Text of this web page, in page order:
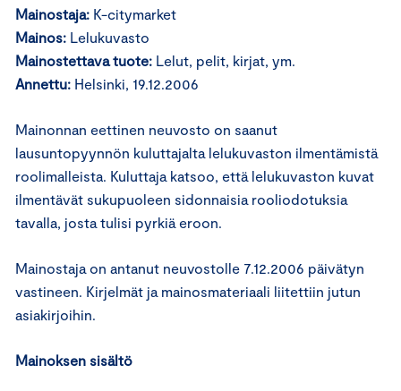
Mainostaja: K-citymarket
Mainos: Lelukuvasto
Mainostettava tuote: Lelut, pelit, kirjat, ym.
Annettu: Helsinki, 19.12.2006
Mainonnan eettinen neuvosto on saanut
lausuntopyynnön kuluttajalta lelukuvaston ilmentämistä
roolimalleista. Kuluttaja katsoo, että lelukuvaston kuvat
ilmentävät sukupuoleen sidonnaisia rooliodotuksia
tavalla, josta tulisi pyrkiä eroon.
Mainostaja on antanut neuvostolle 7.12.2006 päivätyn
vastineen. Kirjelmät ja mainosmateriaali liitettiin jutun
asiakirjoihin.
Mainoksen sisältö